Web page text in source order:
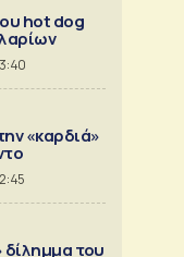
hot dog
«καρδιά»
δίλημμα του